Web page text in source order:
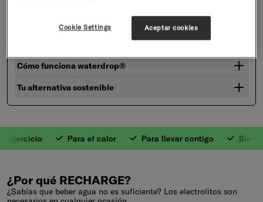
mejor de ti o simplemente comerte el mundo: este set con 5
Electrolitos y vitaminas esenciales
Cómo funciona waterdrop®
Tu alternativa sostenible
1. Hidratación
Para el calor Para llevar contigo Sin
¿Por qué RECHARGE?
¿Sabías que beber agua no es suficiente? Los electrolitos son
Aceptar cookies
Cookie Settings